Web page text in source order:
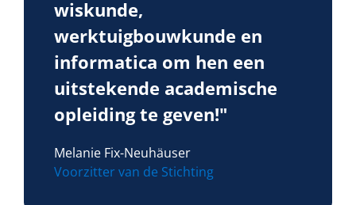
wiskunde,
werktuigbouwkunde en
informatica om hen een
uitstekende academische
opleiding te geven!"
Melanie Fix-Neuhäuser
Voorzitter van de Stichting